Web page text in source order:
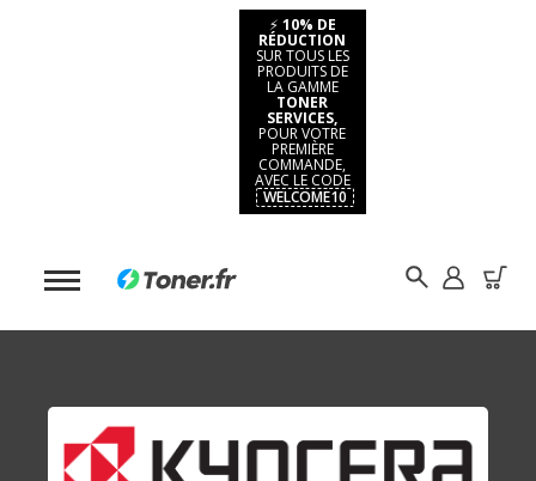
⚡ 10% DE
RÉDUCTION
SUR TOUS LES
PRODUITS DE
LA GAMME
TONER
SERVICES,
POUR VOTRE
PREMIÈRE
COMMANDE,
AVEC LE CODE
WELCOME10